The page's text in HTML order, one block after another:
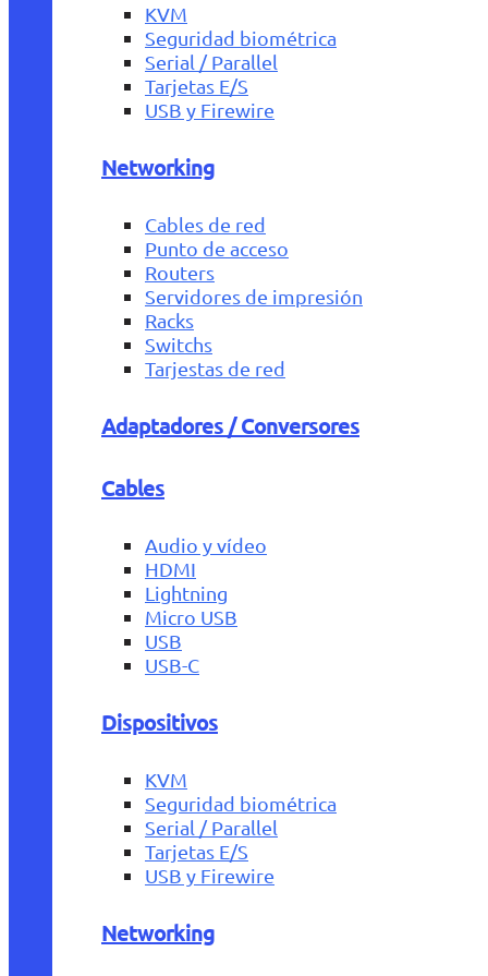
KVM
Seguridad biométrica
Serial / Parallel
Tarjetas E/S
USB y Firewire
Networking
Cables de red
Punto de acceso
Routers
Servidores de impresión
Racks
Switchs
Tarjestas de red
Adaptadores / Conversores
Cables
Audio y vídeo
HDMI
Lightning
Micro USB
USB
USB-C
Dispositivos
KVM
Seguridad biométrica
Serial / Parallel
Tarjetas E/S
USB y Firewire
Networking